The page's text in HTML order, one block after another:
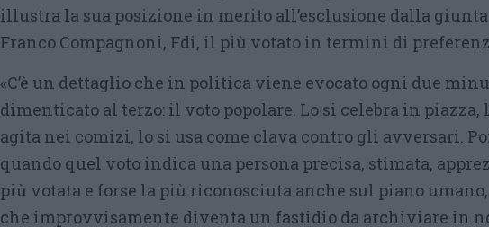
illustra la sua posizione in merito all’esclusione dalla
Franco Compagnoni, Fdi, il più votato in termini di
«C’è un dettaglio che in politica viene evocato ogni due
dimenticato al terzo: il voto popolare. Lo si celebra in piazza,
agita nei comizi, lo si usa come clava contro gli avversari.
quando quel voto indica una persona precisa, stimata,
più votata e forse la più riconosciuta anche sul piano
che improvvisamente diventa un fastidio da archiviare in